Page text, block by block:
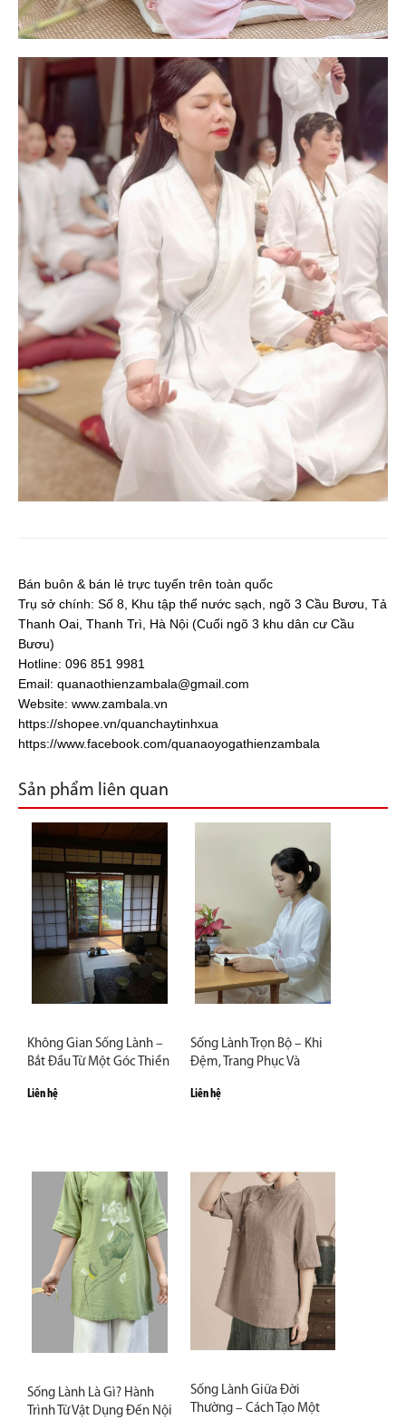
Bán buôn & bán lẻ trực tuyến trên toàn quốc
Trụ sở chính: Số 8, Khu tập thể nước sạch, ngõ 3 Cầu Bươu, Tả
Thanh Oai, Thanh Trì, Hà Nội (Cuối ngõ 3 khu dân cư Cầu
Bươu)
Hotline: 096 851 9981
Email: quanaothienzambala@gmail.com
Website: www.zambala.vn
https://shopee.vn/quanchaytinhxua
https://www.facebook.com/quanaoyogathienzambala
Sản phẩm liên quan
Không Gian Sống Lành –
Bắt Đầu Từ Một Góc Thiền
Liên hệ
Sống Lành Là Gì? Hành
Trình Từ Vật Dụng Đến Nội
Sống Lành Trọn Bộ – Khi
Đệm, Trang Phục Và
Liên hệ
Sống Lành Giữa Đời
Thường – Cách Tạo Một